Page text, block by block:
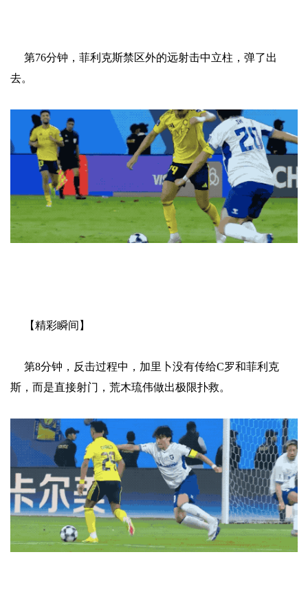
第76分钟，菲利克斯禁区外的远射击中立柱，弹了出
去。
【精彩瞬间】
第8分钟，反击过程中，加里卜没有传给C罗和菲利克
斯，而是直接射门，荒木琉伟做出极限扑救。